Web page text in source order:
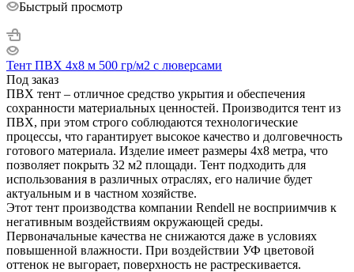
Быстрый просмотр
Тент ПВХ 4x8 м 500 гр/м2 с люверсами
Под заказ
ПВХ тент – отличное средство укрытия и обеспечения
сохранности материальных ценностей. Производится тент из
ПВХ, при этом строго соблюдаются технологические
процессы, что гарантирует высокое качество и долговечность
готового материала. Изделие имеет размеры 4х8 метра, что
позволяет покрыть 32 м2 площади. Тент подходить для
использования в различных отраслях, его наличие будет
актуальным и в частном хозяйстве.
Этот тент производства компании Rendell не восприимчив к
негативным воздействиям окружающей среды.
Первоначальные качества не снижаются даже в условиях
повышенной влажности. При воздействии УФ цветовой
оттенок не выгорает, поверхность не растрескивается.